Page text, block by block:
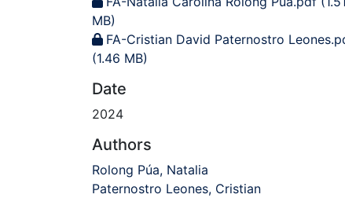
MB)
FA-Cristian David Paternostro
(1.46 MB)
Date
2024
Authors
Rolong Púa, Natalia
Paternostro Leones, Cristian